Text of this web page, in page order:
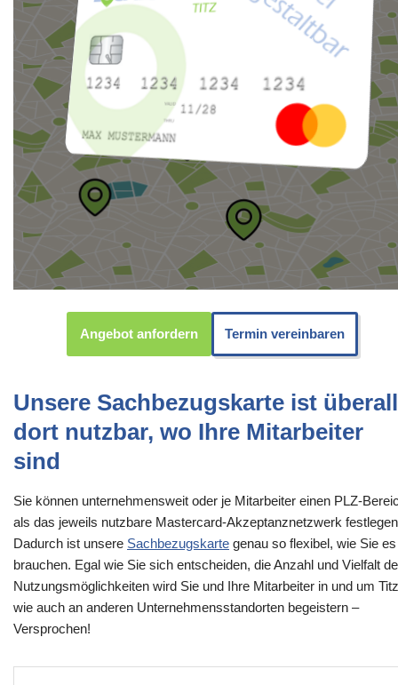
Angebot anfordern Termin vereinbaren
Unsere Sachbezugskarte ist überall
dort nutzbar, wo Ihre Mitarbeiter
sind
Sie können unternehmensweit oder je Mitarbeiter einen PLZ-
als das jeweils nutzbare Mastercard-Akzeptanznetzwerk
Dadurch ist unsere Sachbezugskarte genau so flexibel, wie Sie es
brauchen. Egal wie Sie sich entscheiden, die Anzahl und Vielfalt
Nutzungsmöglichkeiten wird Sie und Ihre Mitarbeiter in und um Titz
wie auch an anderen Unternehmensstandorten begeistern –
Versprochen!